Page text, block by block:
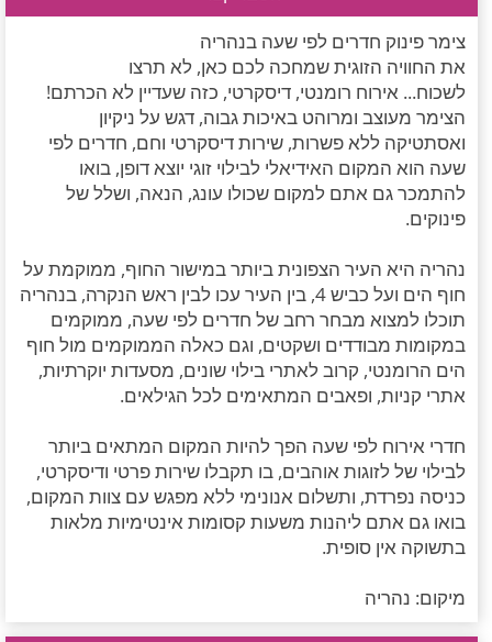
צימר פינוק חדרים לפי שעה בנהריה
את החוויה הזוגית שמחכה לכם כאן, לא תרצו
לשכוח... אירוח רומנטי, דיסקרטי, כזה שעדיין לא הכרתם!
הצימר מעוצב ומרוהט באיכות גבוה, דגש על ניקיון
ואסתטיקה ללא פשרות, שירות דיסקרטי וחם, חדרים לפי
שעה הוא המקום האידיאלי לבילוי זוגי יוצא דופן, בואו
להתמכר גם אתם למקום שכולו עונג, הנאה, ושלל של
פינוקים.
נהריה היא העיר הצפונית ביותר במישור החוף, ממוקמת על
חוף הים ועל כביש 4, בין העיר עכו לבין ראש הנקרה, בנהריה
תוכלו למצוא מבחר רחב של חדרים לפי שעה, ממוקמים
במקומות מבודדים ושקטים, וגם כאלה הממוקמים מול חוף
הים הרומנטי, קרוב לאתרי בילוי שונים, מסעדות יוקרתיות,
אתרי קניות, ופאבים המתאימים לכל הגילאים.
חדרי אירוח לפי שעה הפך להיות המקום המתאים ביותר
לבילוי של לזוגות אוהבים, בו תקבלו שירות פרטי ודיסקרטי,
כניסה נפרדת, ותשלום אנונימי ללא מפגש עם צוות המקום,
בואו גם אתם ליהנות משעות קסומות אינטימיות מלאות
בתשוקה אין סופית.
מיקום: נהריה